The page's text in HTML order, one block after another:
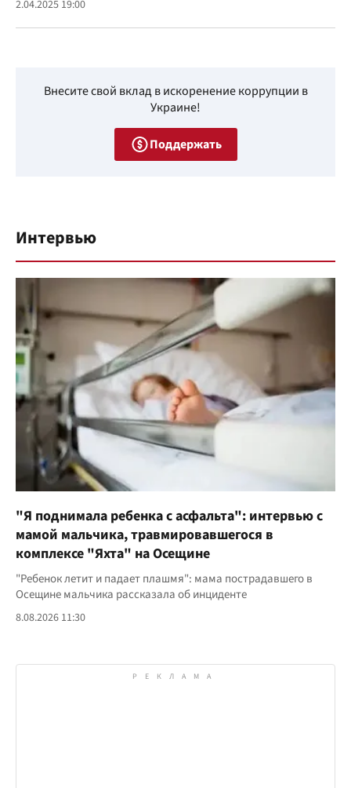
2.04.2025 19:00
Внесите свой вклад в искоренение коррупции в
Украине!
Поддержать
Интервью
"Я поднимала ребенка с асфальта": интервью с
мамой мальчика, травмировавшегося в
комплексе "Яхта" на Осещине
"Ребенок летит и падает плашмя": мама пострадавшего в
Осещине мальчика рассказала об инциденте
8.08.2026 11:30